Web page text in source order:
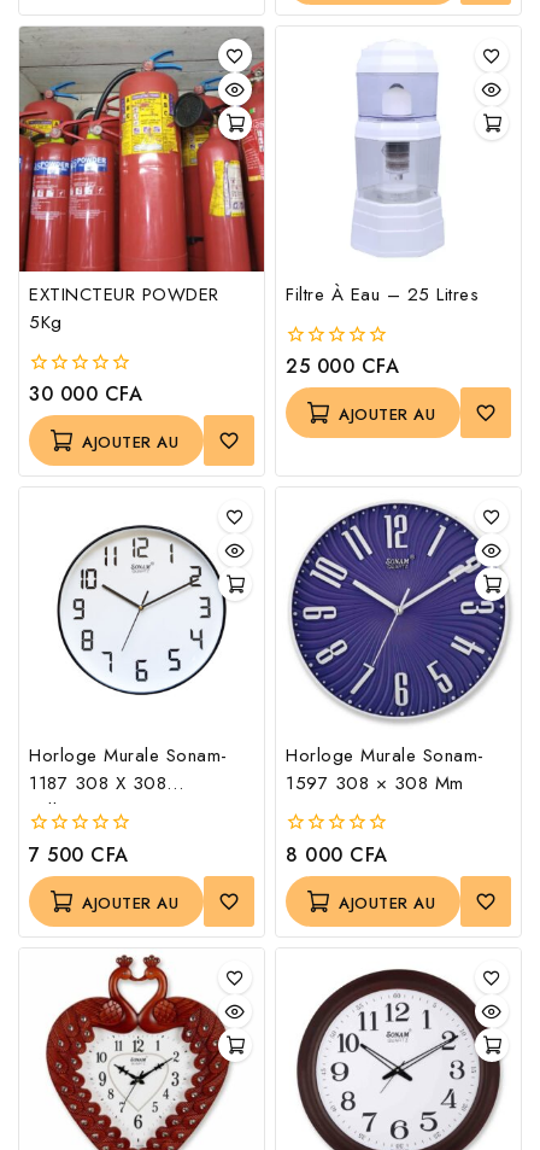
PANIER
EXTINCTEUR POWDER
5Kg
0
out
of
5
30 000 CFA
AJOUTER AU
PANIER
Filtre À Eau – 25 Litres
0
out
of
5
25 000 CFA
AJOUTER AU
PANIER
Horloge Murale Sonam-
1187 308 X 308
Millimètres
0
out
of
5
7 500 CFA
AJOUTER AU
PANIER
Horloge Murale Sonam-
1597 308 × 308 Mm
0
out
of
5
8 000 CFA
AJOUTER AU
PANIER